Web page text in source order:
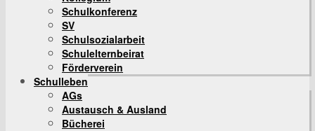
Schulkonferenz
SV
Schulsozialarbeit
Schulelternbeirat
Förderverein
Schulleben
AGs
Austausch & Ausland
Bücherei